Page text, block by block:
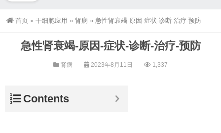
首页 » 干细胞应用 » 肾病 » 急性肾衰竭-原因-症状-诊断-治疗-预防
急性肾衰竭-原因-症状-诊断-治疗-预防
肾病 2023年8月11日 1,337
Contents